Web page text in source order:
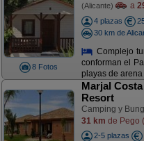
8 Fotos
(Alicante) a
4 plazas
30 km de
Complejo
conforman el
playas de
Marjal
Resort
Camping y
31 km de Pego
2-5 plazas